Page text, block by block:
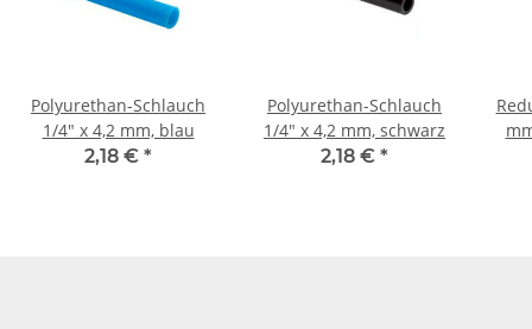
Polyurethan-Schlauch
1/4" x 4,2 mm, blau
2,18 € *
Polyurethan-Schlauch
1/4" x 4,2 mm, schwarz
2,18 € *